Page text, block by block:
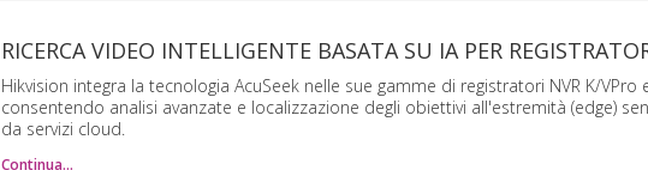
RICERCA VIDEO INTELLIGENTE BASATA SU IA PER
Hikvision integra la tecnologia AcuSeek nelle sue gamme di registratori NVR K/VPro
consentendo analisi avanzate e localizzazione degli obiettivi all'estremità (edge)
da servizi cloud.
Continua…